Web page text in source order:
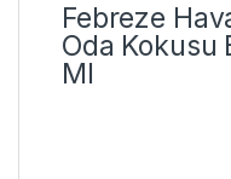
Febreze
Oda Kokusu
Ml